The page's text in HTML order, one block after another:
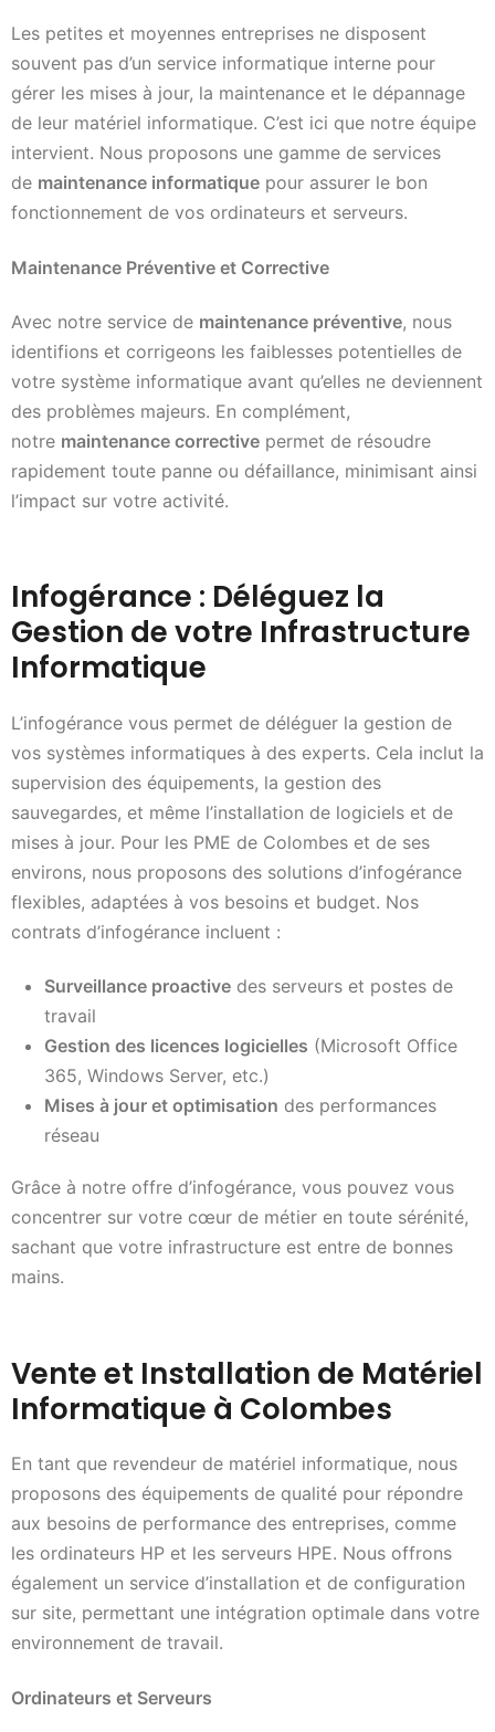
Les petites et moyennes entreprises ne disposent
souvent pas d’un service informatique interne pour
gérer les mises à jour, la maintenance et le dépannage
de leur matériel informatique. C’est ici que notre équipe
intervient. Nous proposons une gamme de services
de maintenance informatique pour assurer le bon
fonctionnement de vos ordinateurs et serveurs.
Maintenance Préventive et Corrective
Avec notre service de maintenance préventive, nous
identifions et corrigeons les faiblesses potentielles de
votre système informatique avant qu’elles ne deviennent
des problèmes majeurs. En complément,
notre maintenance corrective permet de résoudre
rapidement toute panne ou défaillance, minimisant ainsi
l’impact sur votre activité.
Infogérance : Déléguez la
Gestion de votre Infrastructure
Informatique
L’infogérance vous permet de déléguer la gestion de
vos systèmes informatiques à des experts. Cela inclut la
supervision des équipements, la gestion des
sauvegardes, et même l’installation de logiciels et de
mises à jour. Pour les PME de Colombes et de ses
environs, nous proposons des solutions d’infogérance
flexibles, adaptées à vos besoins et budget. Nos
contrats d’infogérance incluent :
Surveillance proactive des serveurs et postes de
travail
Gestion des licences logicielles (Microsoft Office
365, Windows Server, etc.)
Mises à jour et optimisation des performances
réseau
Grâce à notre offre d’infogérance, vous pouvez vous
concentrer sur votre cœur de métier en toute sérénité,
sachant que votre infrastructure est entre de bonnes
mains.
Vente et Installation de Matériel
Informatique à Colombes
En tant que revendeur de matériel informatique, nous
proposons des équipements de qualité pour répondre
aux besoins de performance des entreprises, comme
les ordinateurs HP et les serveurs HPE. Nous offrons
également un service d’installation et de configuration
sur site, permettant une intégration optimale dans votre
environnement de travail.
Ordinateurs et Serveurs